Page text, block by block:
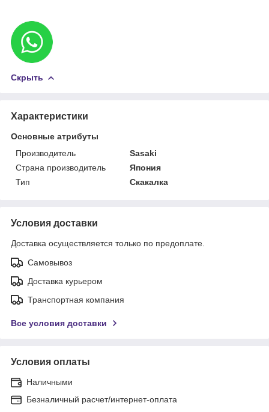
Скрыть
Характеристики
Основные атрибуты
Производитель
Sasaki
Страна производитель
Япония
Тип
Скакалка
Условия доставки
Доставка осуществляется только по предоплате.
Самовывоз
Доставка курьером
Транспортная компания
Все условия доставки
Условия оплаты
Наличными
Безналичный расчет/интернет-оплата